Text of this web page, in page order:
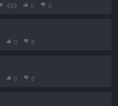
432 0 0
0 0
0 0